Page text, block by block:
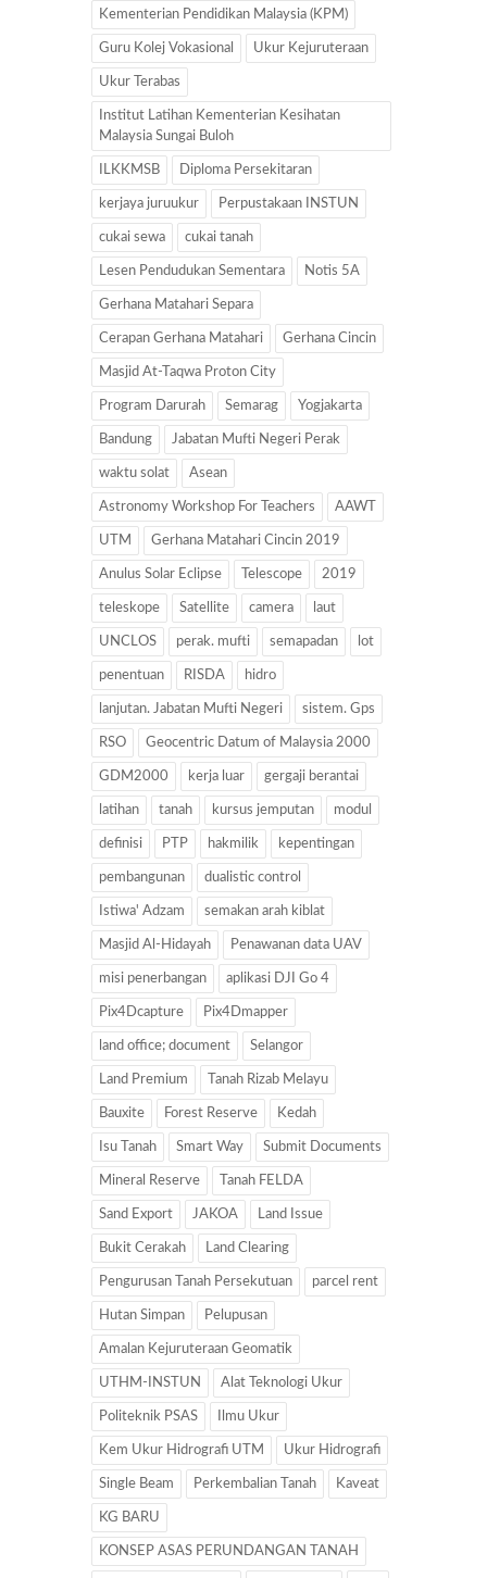
Kementerian Pendidikan Malaysia (KPM)
Guru Kolej Vokasional Ukur Kejuruteraan
Ukur Terabas
Institut Latihan Kementerian Kesihatan
Malaysia Sungai Buloh
ILKKMSB Diploma Persekitaran
kerjaya juruukur Perpustakaan INSTUN
cukai sewa cukai tanah
Lesen Pendudukan Sementara Notis 5A
Gerhana Matahari Separa
Cerapan Gerhana Matahari Gerhana Cincin
Masjid At-Taqwa Proton City
Program Darurah Semarag Yogjakarta
Bandung Jabatan Mufti Negeri Perak
waktu solat Asean
Astronomy Workshop For Teachers AAWT
UTM Gerhana Matahari Cincin 2019
Anulus Solar Eclipse Telescope 2019
teleskope Satellite camera laut
UNCLOS perak. mufti semapadan lot
penentuan RISDA hidro
lanjutan. Jabatan Mufti Negeri sistem. Gps
RSO Geocentric Datum of Malaysia 2000
GDM2000 kerja luar gergaji berantai
latihan tanah kursus jemputan modul
definisi PTP hakmilik kepentingan
pembangunan dualistic control
Istiwa' Adzam semakan arah kiblat
Masjid Al-Hidayah Penawanan data UAV
misi penerbangan aplikasi DJI Go 4
Pix4Dcapture Pix4Dmapper
land office; document Selangor
Land Premium Tanah Rizab Melayu
Bauxite Forest Reserve Kedah
Isu Tanah Smart Way Submit Documents
Mineral Reserve Tanah FELDA
Sand Export JAKOA Land Issue
Bukit Cerakah Land Clearing
Pengurusan Tanah Persekutuan parcel rent
Hutan Simpan Pelupusan
Amalan Kejuruteraan Geomatik
UTHM-INSTUN Alat Teknologi Ukur
Politeknik PSAS Ilmu Ukur
Kem Ukur Hidrografi UTM Ukur Hidrografi
Single Beam Perkembalian Tanah Kaveat
KG BARU
KONSEP ASAS PERUNDANGAN TANAH